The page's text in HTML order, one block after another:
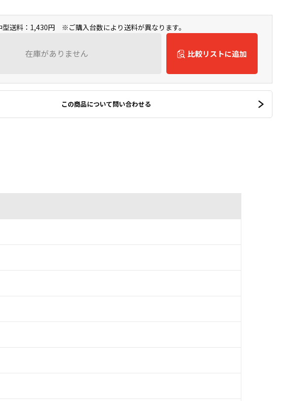
型送料：1,430円 ※ご購入台数により送料が異なります。
在庫がありません 比較リストに追加
この商品について問い合わせる